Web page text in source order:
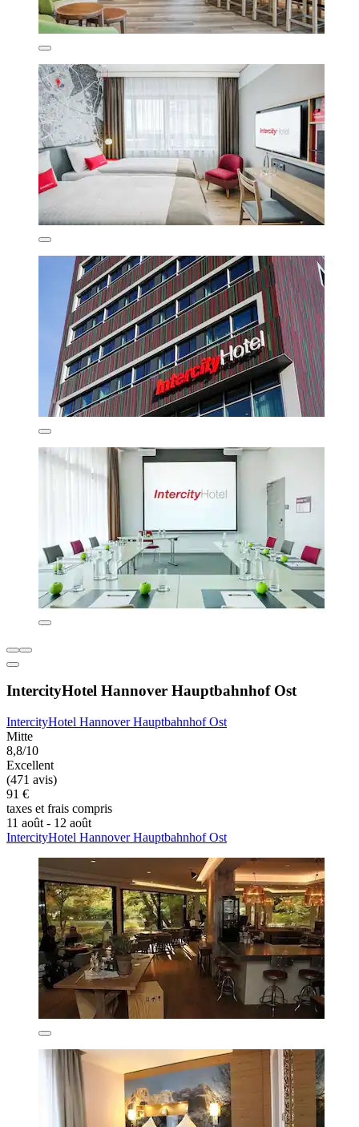
IntercityHotel Hannover Hauptbahnhof Ost
IntercityHotel Hannover Hauptbahnhof Ost
Mitte
8,8/10
Excellent
(471 avis)
91 €
taxes et frais compris
11 août - 12 août
IntercityHotel Hannover Hauptbahnhof Ost